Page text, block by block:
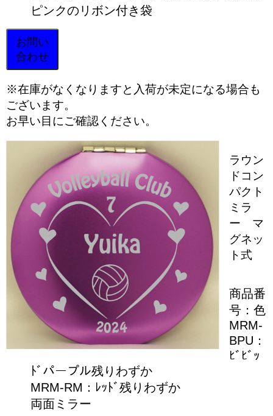
ピンクのリボン付き袋
お問い
合わせ
※在庫がなくなりますと入荷が未定になる場合も
ございます。
お早い目にご確認ください。
ラウン
ドコン
パクト
ミラ
ー マ
グネッ
ト式
商品番
号：色
MRM-
BPU：
ﾋﾞﾋﾞｯ
ﾄﾞパープル残りわずか
MRM‐RM：ﾚｯﾄﾞ残りわずか
両面ミラー